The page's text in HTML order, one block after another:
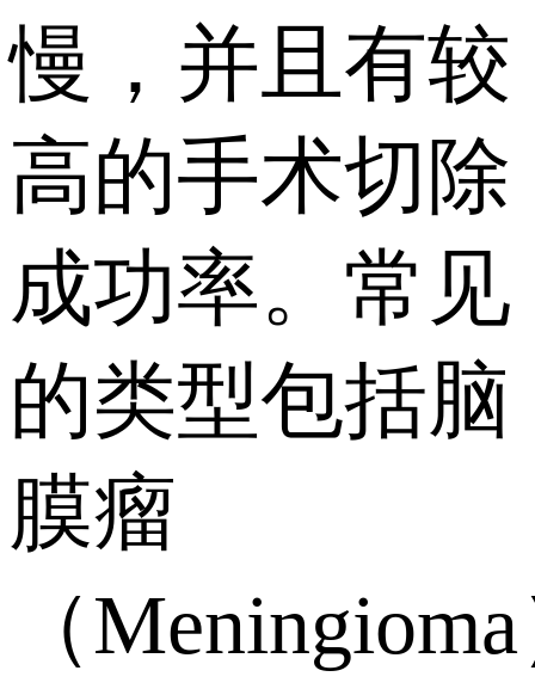
慢，并且有较
高的手术切除
成功率。常见
的类型包括脑
膜瘤
（